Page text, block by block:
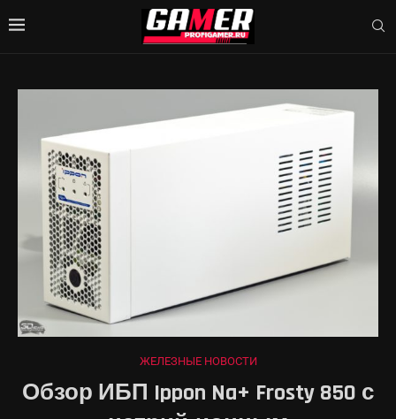
ЖЕЛЕЗНЫЕ НОВОСТИ
Обзор ИБП Ippon Na+ Frosty 850 с